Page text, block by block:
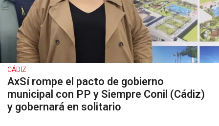
CÁDIZ
AxSí rompe el pacto de gobierno
municipal con PP y Siempre Conil (Cádiz)
y gobernará en solitario